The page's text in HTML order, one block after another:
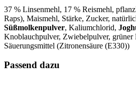
37 % Linsenmehl, 17 % Reismehl,
Raps), Maismehl, Stärke, Zucker,
Süßmolkenpulver, Kaliumchlorid,
Knoblauchpulver, Zwiebelpulver, grüner
Säuerungsmittel (Zitronensäure (E330))
Passend dazu